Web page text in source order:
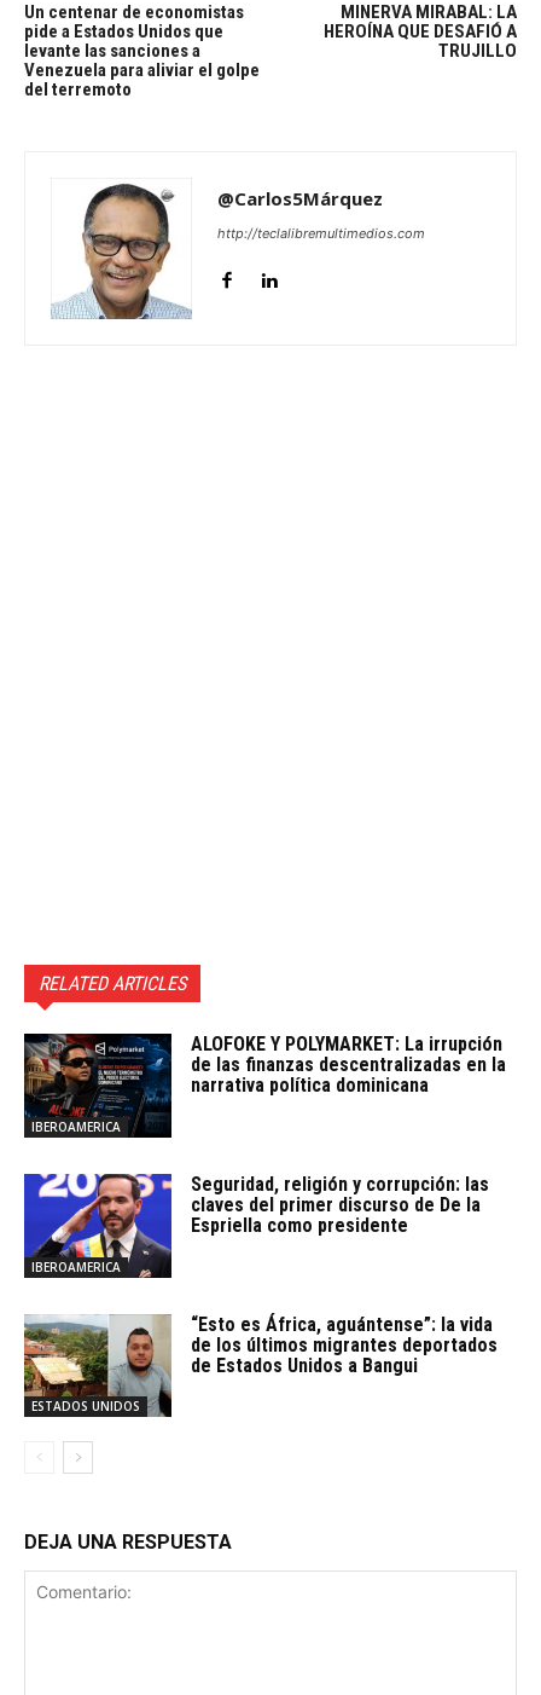
Un centenar de economistas
pide a Estados Unidos que
levante las sanciones a
Venezuela para aliviar el golpe
del terremoto
MINERVA MIRABAL: LA
HEROÍNA QUE DESAFIÓ A
TRUJILLO
@Carlos5Márquez
http://teclalibremultimedios.com
RELATED ARTICLES
IBEROAMERICA
ALOFOKE Y POLYMARKET: La irrupción
de las finanzas descentralizadas en la
narrativa política dominicana
IBEROAMERICA
Seguridad, religión y corrupción: las
claves del primer discurso de De la
Espriella como presidente
ESTADOS UNIDOS
“Esto es África, aguántense”: la vida
de los últimos migrantes deportados
de Estados Unidos a Bangui
DEJA UNA RESPUESTA